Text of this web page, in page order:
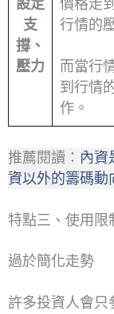
設定
支
撐、
壓力
價格走
行情的
而當行
到行情
作。
推薦閱讀： 內資
資以外的籌碼動
特點三、使用限
過於簡化走勢
許多投資人會只